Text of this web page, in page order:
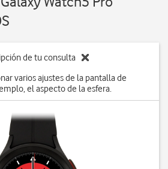
de tu consulta
varios ajustes de la pantalla de
el aspecto de la esfera.